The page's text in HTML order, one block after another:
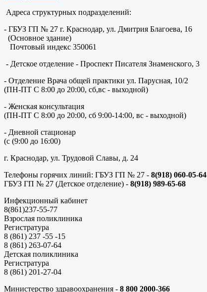
Адреса структурных подразделений:
- ГБУЗ ГП № 27 г. Краснодар, ул. Дмитрия Благоева, 16
(Основное здание)
Почтовый индекс 350061
- Детское отделение - Проспект Писателя Знаменского, 3
- Отделение Врача общей практики ул. Парусная, 10/2
(ПН-ПТ С 8:00 до 20:00, сб,вс - выходной)
- Женская консультация
(ПН-ПТ С 8:00 до 20:00, сб 9:00-14:00, вс - выходной)
- Дневной стационар
(с (9:00 до 16:00)
г. Краснодар, ул. Трудовой Славы, д. 24
Телефоны горячих линий: ГБУЗ ГП № 27 - 8(918) 060-05-64
ГБУЗ ГП № 27 (Детское отделение) - 8(918) 989-65-68
Инфекционный кабинет
8(861)237-55-77
Взрослая поликлиника
Регистратура
8 (861) 237 -55 -15
8 (861) 263-07-64
Детская поликлиника
Регистратура
8 (861) 201-27-04
Министерство здравоохранения - 8 800 2000-366